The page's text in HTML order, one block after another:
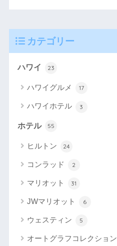
カテゴリー
ハワイ 23
ハワイグルメ 17
ハワイホテル 3
ホテル 55
ヒルトン 24
コンラッド 2
マリオット 31
JWマリオット 6
ウェスティン 5
オートグラフコレクション